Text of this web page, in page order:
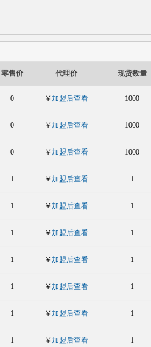
零售价 代理价 现货数量
0 ￥ 加盟后查看 1000
0 ￥ 加盟后查看 1000
0 ￥ 加盟后查看 1000
1 ￥ 加盟后查看 1
1 ￥ 加盟后查看 1
1 ￥ 加盟后查看 1
1 ￥ 加盟后查看 1
1 ￥ 加盟后查看 1
1 ￥ 加盟后查看 1
1 ￥ 加盟后查看 1